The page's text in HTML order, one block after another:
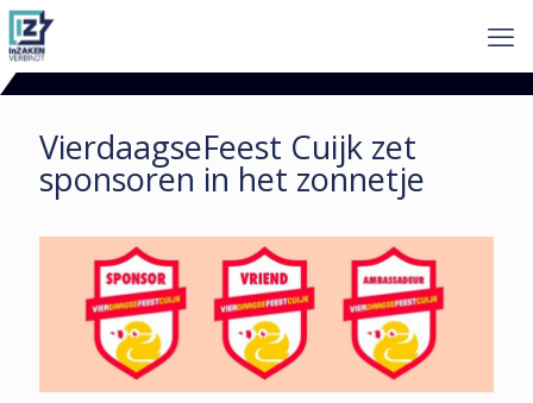
VierdaagseFeest Cuijk zet
sponsoren in het zonnetje